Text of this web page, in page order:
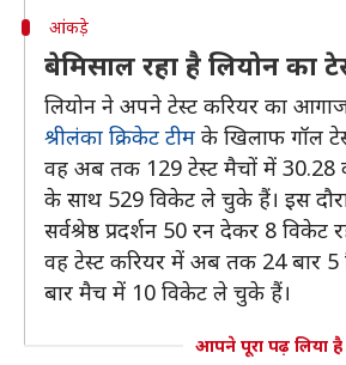
आंकड़े
बेमिसाल रहा है लियोन का
लियोन ने अपने टेस्ट करियर का
श्रीलंका क्रिकेट टीम के खिलाफ गॉल
वह अब तक 129 टेस्ट मैचों में
के साथ 529 विकेट ले चुके हैं। इस
सर्वश्रेष्ठ प्रदर्शन 50 रन देकर 8 विकेट
वह टेस्ट करियर में अब तक 24 बार
बार मैच में 10 विकेट ले चुके हैं।
आपने पूरा पढ़ लिया है